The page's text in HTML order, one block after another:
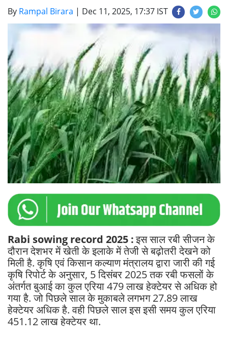
By Rampal Birara | Dec 11, 2025, 17:37 IST
Rabi sowing record 2025 :इस साल रबी सीजन के
दौरान देशभर में खेती के इलाके में तेजी से बढ़ोतरी देखने को
मिली है. कृषि एवं किसान कल्याण मंत्रालय द्वारा जारी की गई
कृषि रिपोर्ट के अनुसार, 5 दिसंबर 2025 तक रबी फसलों के
अंतर्गत बुआई का कुल एरिया 479 लाख हेक्टेयर से अधिक हो
गया है. जो पिछले साल के मुकाबले लगभग 27.89 लाख
हेक्टेयर अधिक है. वही पिछले साल इस इसी समय कुल एरिया
451.12 लाख हेक्टेयर था.